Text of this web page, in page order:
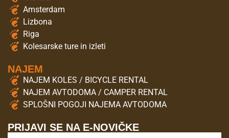
Amsterdam
Lizbona
Riga
Kolesarske ture in izleti
NAJEM
NAJEM KOLES / BICYCLE RENTAL
NAJEM AVTODOMA / CAMPER RENTAL
SPLOŠNI POGOJI NAJEMA AVTODOMA
PRIJAVI SE NA E-NOVIČKE